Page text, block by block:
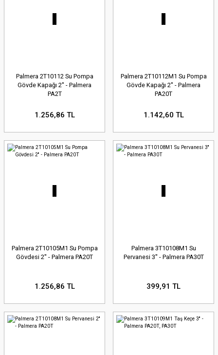
Palmera 2T10112 Su Pompa
Gövde Kapağı 2'' - Palmera
PA2T
1.256,86 TL
Palmera 2T10112M1 Su Pompa
Gövde Kapağı 2'' - Palmera
PA20T
1.142,60 TL
Palmera 2T10105M1 Su Pompa
Gövdesi 2'' - Palmera PA20T
1.256,86 TL
Palmera 3T10108M1 Su
Pervanesi 3'' - Palmera PA30T
399,91 TL